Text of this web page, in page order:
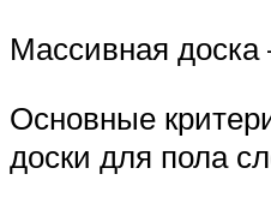
Массивная
Основные
доски для пола